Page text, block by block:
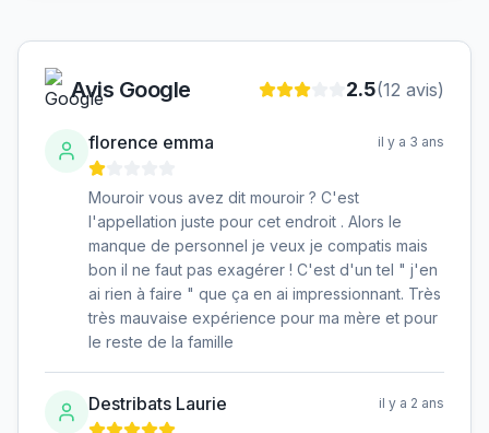
Avis Google 2.5(12 avis)
florence emma il y a 3 ans
Mouroir vous avez dit mouroir ? C'est
l'appellation juste pour cet endroit . Alors le
manque de personnel je veux je compatis mais
bon il ne faut pas exagérer ! C'est d'un tel " j'en
ai rien à faire " que ça en ai impressionnant. Très
très mauvaise expérience pour ma mère et pour
le reste de la famille
Destribats Laurie il y a 2 ans